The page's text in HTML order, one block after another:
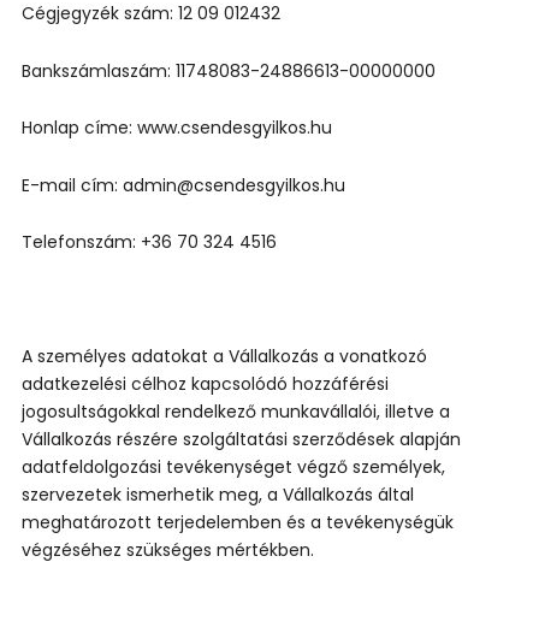
Cégjegyzék szám: 12 09 012432
Bankszámlaszám: 11748083-24886613-00000000
Honlap címe: www.csendesgyilkos.hu
E-mail cím: admin@csendesgyilkos.hu
Telefonszám: +36 70 324 4516
A személyes adatokat a Vállalkozás a vonatkozó
adatkezelési célhoz kapcsolódó hozzáférési
jogosultságokkal rendelkező munkavállalói, illetve a
Vállalkozás részére szolgáltatási szerződések alapján
adatfeldolgozási tevékenységet végző személyek,
szervezetek ismerhetik meg, a Vállalkozás által
meghatározott terjedelemben és a tevékenységük
végzéséhez szükséges mértékben.